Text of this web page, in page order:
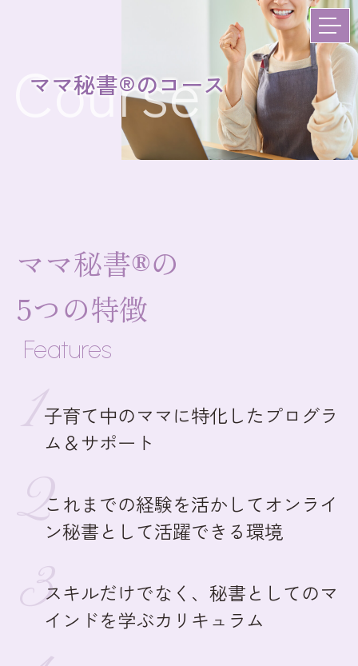
ママ秘書®︎のコース
Course
ママ秘書®の
5つの特徴
Features
子育て中のママに特化したプログラ
ム＆サポート
これまでの経験を活かしてオンライ
ン秘書として活躍できる環境
スキルだけでなく、秘書としてのマ
インドを学ぶカリキュラム